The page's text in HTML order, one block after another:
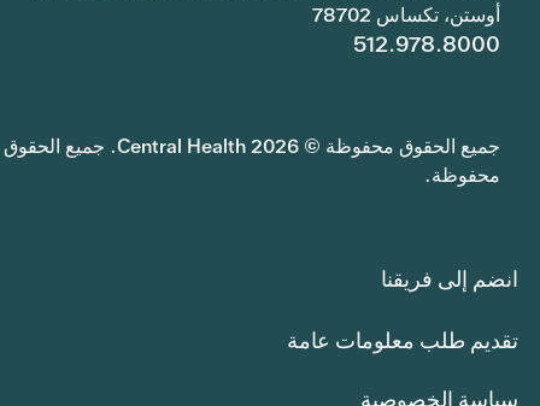
أوستن، تكساس 78702
512.978.8000
جميع الحقوق محفوظة © 2026 Central Health. جميع الحقوق
محفوظة.
انضم إلى فريقنا
تقديم طلب معلومات عامة
سياسة الخصوصية